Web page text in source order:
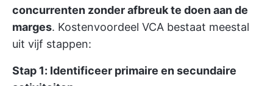
concurrenten zonder afbreuk te doen aan de
marges. Kostenvoordeel VCA bestaat meestal
uit vijf stappen:
Stap 1: Identificeer primaire en secundaire